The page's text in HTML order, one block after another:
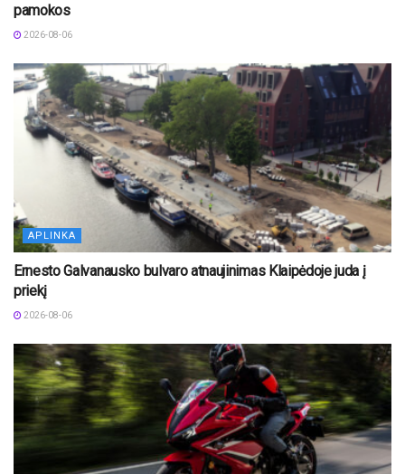
pamokos
2026-08-06
APLINKA
Ernesto Galvanausko bulvaro atnaujinimas Klaipėdoje juda į
priekį
2026-08-06